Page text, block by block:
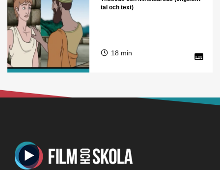
tal och text)
18 min